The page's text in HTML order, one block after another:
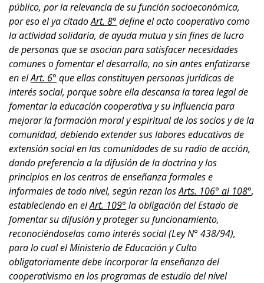
público, por la relevancia de su función socioeconómica,
por eso el ya citadoArt. 8° define el acto cooperativo como
la actividad solidaria, de ayuda mutua y sin fines de lucro
de personas que se asocian para satisfacer necesidades
comunes o fomentar el desarrollo, no sin antes enfatizarse
en elArt. 6° que ellas constituyen personas jurídicas de
interés social, porque sobre ella descansa la tarealegal de
fomentar la educación cooperativa y su influencia para
mejorar la formación moral y espiritual de los socios y de la
comunidad, debiendo extender sus labores educativas de
extensión social en las comunidades de su radio de acción,
dando preferencia a la difusión de la doctrina y los
principios en los centros de enseñanza formales e
informales de todo nivel, según rezan losArts. 106° al 108°,
estableciendo en elArt. 109° la obligación del Estado de
fomentar su difusión y proteger su funcionamiento,
reconociéndoselas como interés social (Ley N° 438/94),
para lo cual el Ministerio de Educación y Culto
obligatoriamente debe incorporar la enseñanza del
cooperativismo en los programas de estudio del nivel